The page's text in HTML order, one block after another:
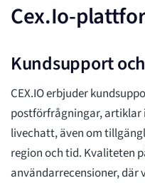
Cex.Io-
Kundsupport
CEX.IO erbjuder
postförfrågningar, artiklar
livechatt, även om
region och tid. Kvaliteten
användarrecensioner, där